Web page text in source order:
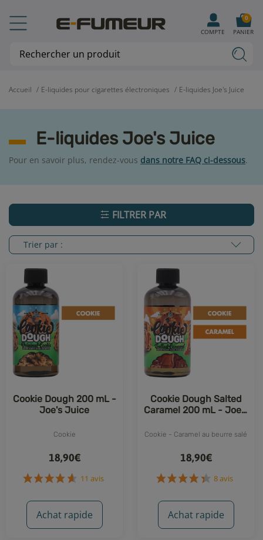
Accueil E-liquides pour cigarettes électroniques E-liquides Joe's Juice
E-liquides Joe's Juice
Pour en savoir plus, rendez-vous dans notre FAQ ci-dessous.
FILTRER PAR
Trier par :
Cookie Dough 200 mL -
Joe's Juice
Cookie
18,90€
Achat rapide
Cookie Dough Salted
Caramel 200 mL - Joe's
Cookie - Caramel au beurre salé
18,90€
Achat rapide
COMPTE PANIER
0